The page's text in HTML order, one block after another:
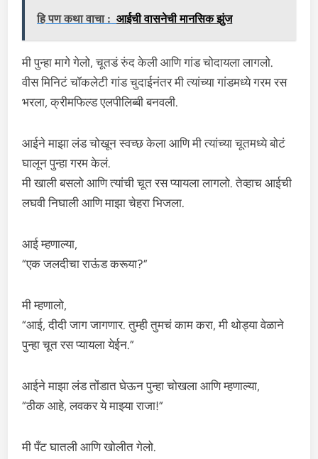
हि पण कथा वाचा : आईची वासनेची मानसिक झुंज
मी पुन्हा मागे गेलो, चूतडं रुंद केली आणि गांड चोदायला लागलो.
वीस मिनिटं चॉकलेटी गांड चुदाईनंतर मी त्यांच्या गांडमध्ये गरम रस
भरला, क्रीमफिल्ड एलपीलिब्बी बनवली.
आईने माझा लंड चोखून स्वच्छ केला आणि मी त्यांच्या चूतमध्ये बोटं
घालून पुन्हा गरम केलं.
मी खाली बसलो आणि त्यांची चूत रस प्यायला लागलो. तेव्हाच आईची
लघवी निघाली आणि माझा चेहरा भिजला.
आई म्हणाल्या,
“एक जलदीचा राऊंड करूया?”
मी म्हणालो,
“आई, दीदी जाग जागणार. तुम्ही तुमचं काम करा, मी थोड्या वेळाने
पुन्हा चूत रस प्यायला येईन.”
आईने माझा लंड तोंडात घेऊन पुन्हा चोखला आणि म्हणाल्या,
“ठीक आहे, लवकर ये माझ्या राजा!”
मी पँट घातली आणि खोलीत गेलो.